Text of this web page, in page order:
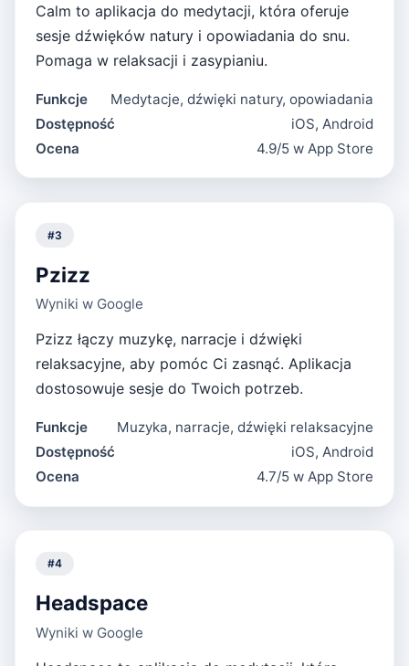
Calm to aplikacja do medytacji, która oferuje
sesje dźwięków natury i opowiadania do snu.
Pomaga w relaksacji i zasypianiu.
Funkcje
Medytacje, dźwięki natury, opowiadania
Dostępność
iOS, Android
Ocena
4.9/5 w App Store
#3
Pzizz
Wyniki w Google
Pzizz łączy muzykę, narracje i dźwięki
relaksacyjne, aby pomóc Ci zasnąć. Aplikacja
dostosowuje sesje do Twoich potrzeb.
Funkcje
Muzyka, narracje, dźwięki relaksacyjne
Dostępność
iOS, Android
Ocena
4.7/5 w App Store
#4
Headspace
Wyniki w Google